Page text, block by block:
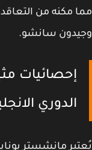
مكنه من التعاقد
سانشو.
إحصائيات
الدوري
مانشستر يونايتد